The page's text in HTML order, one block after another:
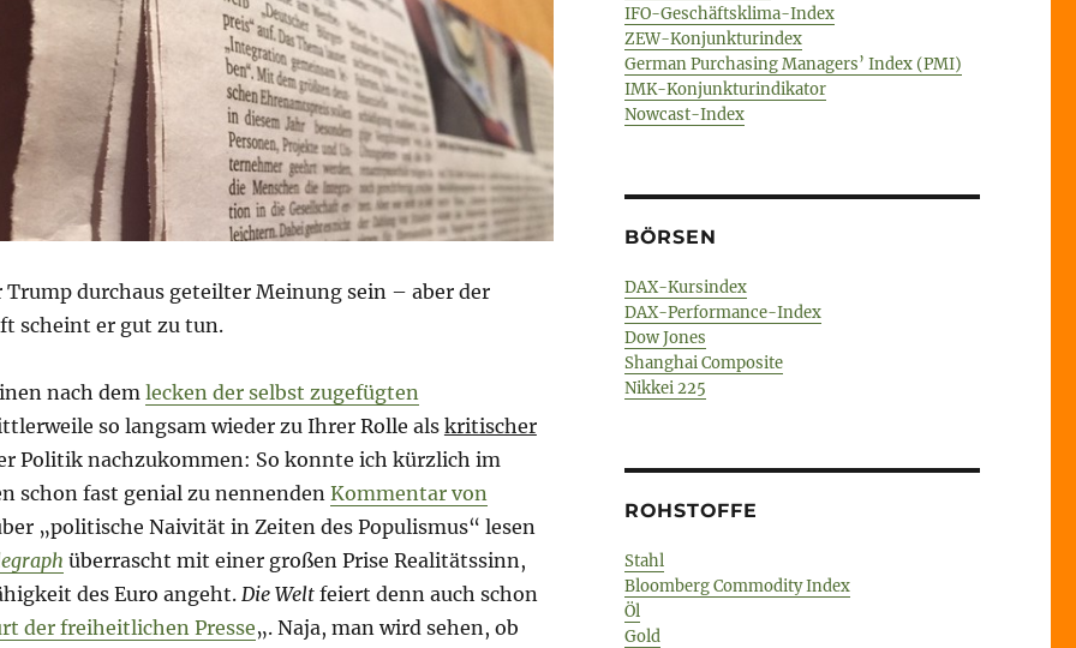
Trump durchaus geteilter Meinung sein – aber der
scheint er gut zu tun.
nach dem lecken der selbst zugefügten
so langsam wieder zu Ihrer Rolle als kritischer
Politik nachzukommen: So konnte ich kürzlich im
schon fast genial zu nennenden Kommentar von
„politische Naivität in Zeiten des Populismus“ lesen
überrascht mit einer großen Prise Realitätssinn,
des Euro angeht. Die Weltfeiert denn auch schon
der freiheitlichen Presse„. Naja, man wird sehen, ob
IFO-Geschäftsklima-Index
ZEW-Konjunkturindex
German Purchasing Managers’ Index (PMI)
IMK-Konjunkturindikator
Nowcast-Index
BÖRSEN
DAX-Kursindex
DAX-Performance-Index
Dow Jones
Shanghai Composite
Nikkei 225
ROHSTOFFE
Stahl
Bloomberg Commodity Index
Öl
Gold